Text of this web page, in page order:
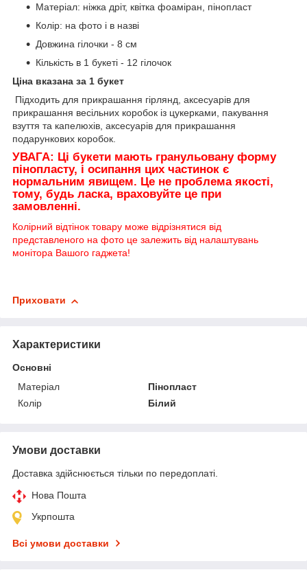
Матеріал: ніжка дріт, квітка фоаміран, пінопласт
Колір: на фото і в назві
Довжина гілочки - 8 см
Кількість в 1 букеті - 12 гілочок
Ціна вказана за 1 букет
Підходить для прикрашання гірлянд, аксесуарів для
прикрашання весільних коробок із цукерками, пакування
взуття та капелюхів, аксесуарів для прикрашання
подарункових коробок.
УВАГА: Ці букети мають гранульовану форму
пінопласту, і осипання цих частинок є
нормальним явищем. Це не проблема якості,
тому, будь ласка, враховуйте це при
замовленні.
Колірний відтінок товару може відрізнятися від
представленого на фото це залежить від налаштувань
монітора Вашого гаджета!
Приховати
Характеристики
Основні
Матеріал
Пінопласт
Колір
Білий
Умови доставки
Доставка здійснюється тільки по передоплаті.
Нова Пошта
Укрпошта
Всі умови доставки